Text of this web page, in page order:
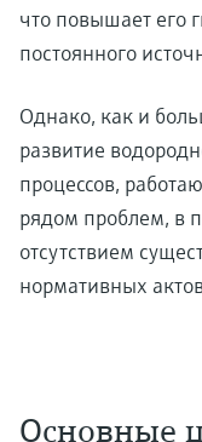
что повышает его
постоянного
Однако, как и
развитие
процессов,
рядом проблем, в
отсутствием
нормативных
Основные